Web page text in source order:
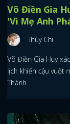
Võ Điền Gia
'Vì Mẹ Anh
Thùy Chi
Võ Điền Gia Huy
lịch khiến cậu vuột
Thành.